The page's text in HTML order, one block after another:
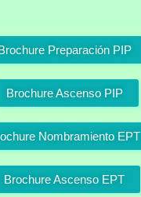
Preparación PIP
Brochure Ascenso PIP
Nombramiento EPT
Brochure Ascenso EPT